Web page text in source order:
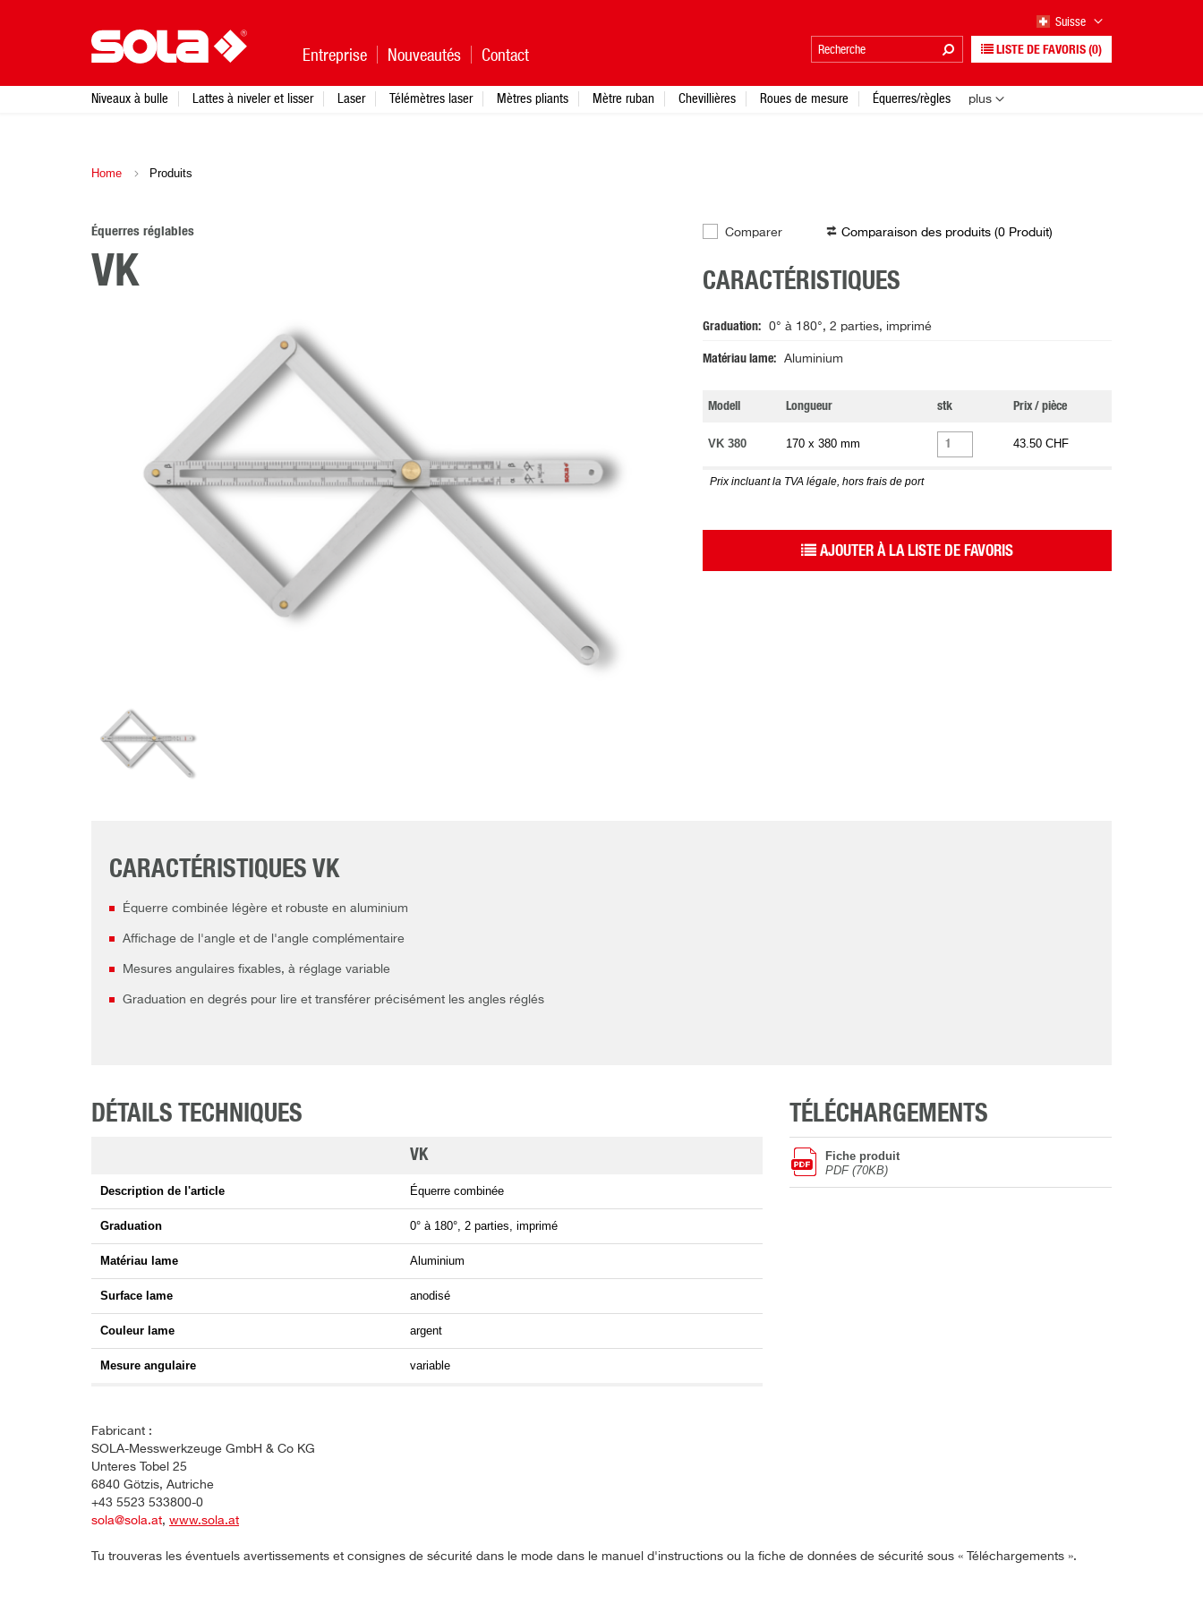
Home Produits
Équerres réglables
VK
Comparer Comparaison des produits (0 Produit)
CARACTÉRISTIQUES
Graduation 0° à 180°, 2 parties, imprimé
Matériau lame Aluminium
Modell Longueur stk Prix / pièce
VK 380 170 x 380 mm 43.50 CHF
Prix incluant la TVA légale, hors frais de port
AJOUTER À LA LISTE DE FAVORIS
CARACTÉRISTIQUES VK
Équerre combinée légère et robuste en aluminium
Affichage de l'angle et de l'angle complémentaire
Mesures angulaires fixables, à réglage variable
Graduation en degrés pour lire et transférer précisément les angles réglés
DÉTAILS TECHNIQUES
VK
Description de l'article Équerre combinée
Graduation 0° à 180°, 2 parties, imprimé
Matériau lame Aluminium
Surface lame anodisé
Couleur lame argent
Mesure angulaire variable
TÉLÉCHARGEMENTS
Fiche produit
PDF (70KB)
Fabricant :
SOLA-Messwerkzeuge GmbH & Co KG
Unteres Tobel 25
6840 Götzis, Autriche
+43 5523 533800-0
sola@sola.at, www.sola.at
Tu trouveras les éventuels avertissements et consignes de sécurité dans le mode dans le manuel d'instructions ou la fiche de données de sécurité sous « Téléchargements ».
Entreprise Nouveautés Contact
Suisse
LISTE DE FAVORIS (0)
Niveaux à bulle Lattes à niveler et lisser Laser Télémètres laser Mètres pliants Mètre ruban Chevillières Roues de mesure Équerres/règles plus